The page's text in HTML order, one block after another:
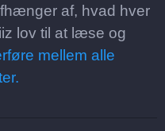
af, hvad hver
lov til at læse og
mellem alle